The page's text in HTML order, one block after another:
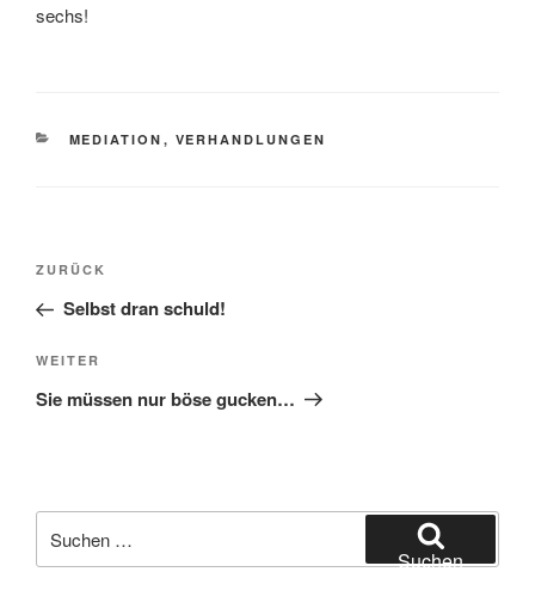
sechs!
KATEGORIEN
MEDIATION , VERHANDLUNGEN
Beitragsnavigation
Vorheriger
Beitrag
ZURÜCK
Selbst dran schuld!
Nächster
Beitrag
WEITER
Sie müssen nur böse gucken…
nach:
Suchen